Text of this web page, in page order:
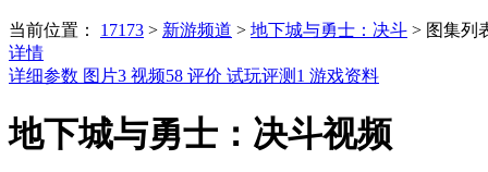
当前位置： 17173 > 新游频道 > 地下城与勇士：决斗 > 图集列
详情
详细参数 图片3 视频58 评价 试玩评测 1 游戏资料
地下城与勇士：决斗视频